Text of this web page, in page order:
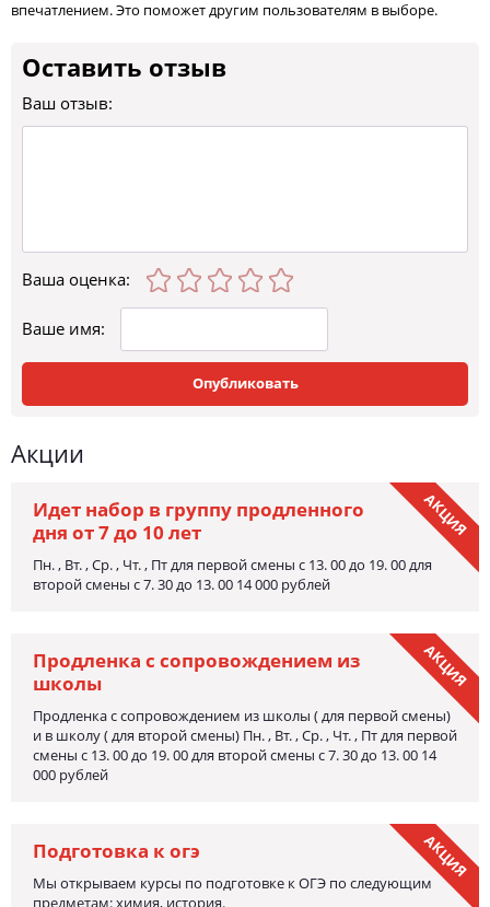
впечатлением. Это поможет другим пользователям в выборе.
Оставить отзыв
Ваш отзыв:
Ваша оценка:
Ваше имя:
Опубликовать
Акции
АКЦИЯ
Идет набор в группу продленного
дня от 7 до 10 лет
Пн. , Вт. , Ср. , Чт. , Пт для первой смены с 13. 00 до 19. 00 для
второй смены с 7. 30 до 13. 00 14 000 рублей
АКЦИЯ
Продленка с сопровождением из
школы
Продленка с сопровождением из школы ( для первой смены)
и в школу ( для второй смены) Пн. , Вт. , Ср. , Чт. , Пт для первой
смены с 13. 00 до 19. 00 для второй смены с 7. 30 до 13. 00 14
000 рублей
АКЦИЯ
Подготовка к огэ
Мы открываем курсы по подготовке к ОГЭ по следующим
предметам: химия, история.